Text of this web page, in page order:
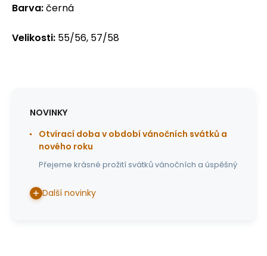
Barva:černá
Velikosti: 55/56, 57/58
NOVINKY
Otvírací doba v období vánočních svátků a
nového roku
Přejeme krásné prožití svátků vánočních a úspěšný
Další novinky